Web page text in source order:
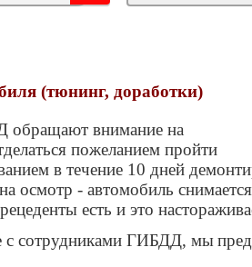
(тюнинг, доработки)
обращают внимание на
пожеланием пройти
в течение 10 дней
осмотр - автомобиль
есть и это
с сотрудниками ГИБДД, мы